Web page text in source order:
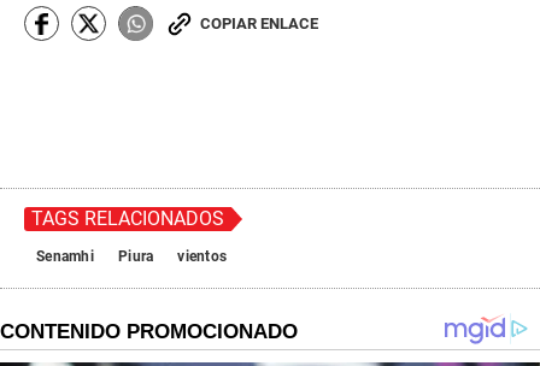
COPIAR ENLACE
TAGS RELACIONADOS
Senamhi Piura vientos